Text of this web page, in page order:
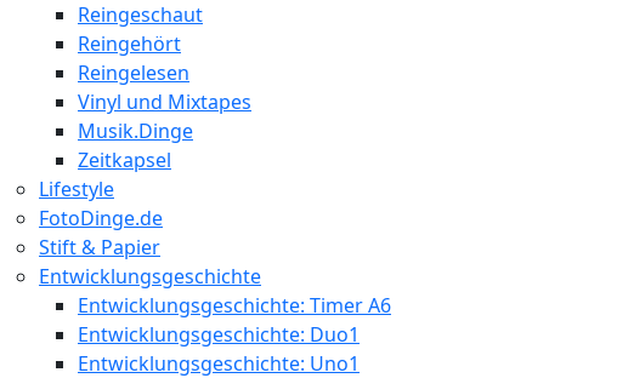
Reingeschaut
Reingehört
Reingelesen
Vinyl und Mixtapes
Musik.Dinge
Zeitkapsel
Lifestyle
FotoDinge.de
Stift & Papier
Entwicklungsgeschichte
Entwicklungsgeschichte: Timer A6
Entwicklungsgeschichte: Duo1
Entwicklungsgeschichte: Uno1